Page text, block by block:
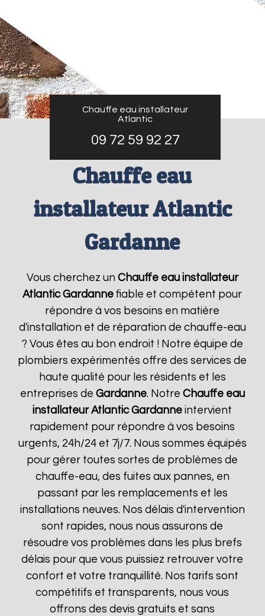
Chauffe eau installateur
Atlantic
09 72 59 92 27
Chauffe eau
installateur Atlantic
Gardanne
Vous cherchez un Chauffe eau installateur
Atlantic Gardanne fiable et compétent pour
répondre à vos besoins en matière
d'installation et de réparation de chauffe-eau
? Vous êtes au bon endroit ! Notre équipe de
plombiers expérimentés offre des services de
haute qualité pour les résidents et les
entreprises de Gardanne. Notre Chauffe eau
installateur Atlantic Gardanne intervient
rapidement pour répondre à vos besoins
urgents, 24h/24 et 7j/7. Nous sommes équipés
pour gérer toutes sortes de problèmes de
chauffe-eau, des fuites aux pannes, en
passant par les remplacements et les
installations neuves. Nos délais d'intervention
sont rapides, nous nous assurons de
résoudre vos problèmes dans les plus brefs
délais pour que vous puissiez retrouver votre
confort et votre tranquillité. Nos tarifs sont
compétitifs et transparents, nous vous
offrons des devis gratuits et sans